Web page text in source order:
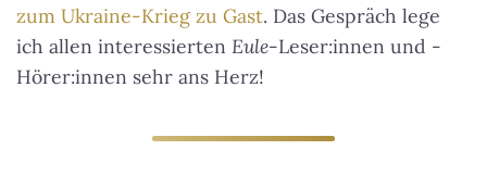
zum Ukraine-Krieg zu Gast. Das Gespräch lege
ich allen interessierten Eule-Leser:innen und -
Hörer:innen sehr ans Herz!